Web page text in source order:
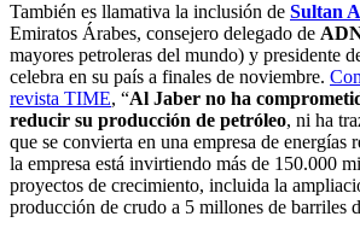
También es llamativa la inclusión de Sultan
Emiratos Árabes, consejero delegado de
mayores petroleras del mundo) y presidente
celebra en su país a finales de noviembre.
revista TIME, “Al Jaber no ha
reducir su producción de petróleo, ni ha
que se convierta en una empresa de energías
la empresa está invirtiendo más de 150.000
proyectos de crecimiento, incluida la
producción de crudo a 5 millones de barriles